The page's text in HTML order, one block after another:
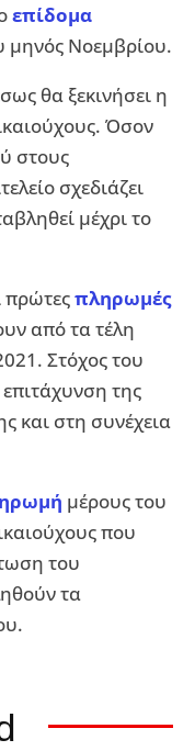
επίδομα
μηνός Νοεμβρίου.
θα ξεκινήσει η
Όσον
στους
σχεδιάζει
μέχρι το
πρώτεςπληρωμές
από τα τέλη
Στόχος του
επιτάχυνση της
και στη συνέχεια
μέρους του
που
του
τα